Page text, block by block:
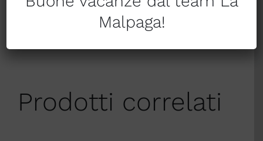
Condividi su
Condividi
tramite Email
Prodotti correlati
Malpaga!